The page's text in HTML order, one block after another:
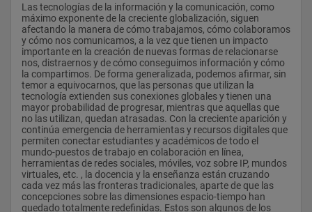
Las tecnologías de la información y la comunicación, como
máximo exponente de la creciente globalización, siguen
afectando la manera de cómo trabajamos, cómo colaboramos
y cómo nos comunicamos, a la vez que tienen un impacto
importante en la creación de nuevas formas de relacionarse
nos, distraernos y de cómo conseguimos información y cómo
la compartimos. De forma generalizada, podemos afirmar, sin
temor a equivocarnos, que las personas que utilizan la
tecnología extienden sus conexiones globales y tienen una
mayor probabilidad de progresar, mientras que aquellas que
no las utilizan, quedan atrasadas. Con la creciente aparición y
continúa emergencia de herramientas y recursos digitales que
permiten conectar estudiantes y académicos de todo el
mundo-puestos de trabajo en colaboración en línea,
herramientas de redes sociales, móviles, voz sobre IP, mundos
virtuales, etc. , la docencia y la enseñanza están cruzando
cada vez más las fronteras tradicionales, aparte de que las
concepciones sobre las dimensiones espacio-tiempo han
quedado totalmente redefinidas. Estos son algunos de los